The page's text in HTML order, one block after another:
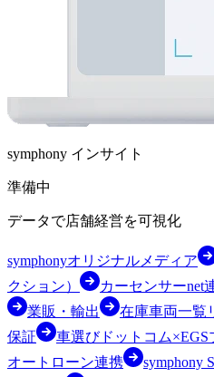
symphony インサイト
準備中
データで店舗経営を可視化
symphonyオリジナルメディア
クション）
カーセンサーnet
業販・輸出
在庫車両一覧
保証
車選びドットコム×EGS
オートローン連携
symphony